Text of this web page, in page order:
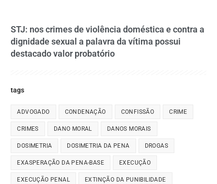
STJ: nos crimes de violência doméstica e contra a
dignidade sexual a palavra da vítima possui
destacado valor probatório
tags
ADVOGADO CONDENAÇÃO CONFISSÃO CRIME
CRIMES DANO MORAL DANOS MORAIS
DOSIMETRIA DOSIMETRIA DA PENA DROGAS
EXASPERAÇÃO DA PENA-BASE EXECUÇÃO
EXECUÇÃO PENAL EXTINÇÃO DA PUNIBILIDADE